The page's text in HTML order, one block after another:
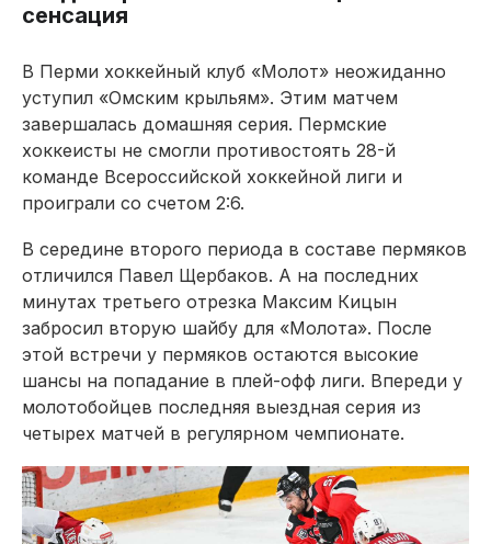
сенсация
В Перми хоккейный клуб «Молот» неожиданно
уступил «Омским крыльям». Этим матчем
завершалась домашняя серия. Пермские
хоккеисты не смогли противостоять 28-й
команде Всероссийской хоккейной лиги и
проиграли со счетом 2:6.
В середине второго периода в составе пермяков
отличился Павел Щербаков. А на последних
минутах третьего отрезка Максим Кицын
забросил вторую шайбу для «Молота». После
этой встречи у пермяков остаются высокие
шансы на попадание в плей-офф лиги. Впереди у
молотобойцев последняя выездная серия из
четырех матчей в регулярном чемпионате.